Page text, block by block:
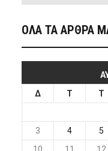
ΟΛΑ ΤΑ ΑΡΘΡΑ
Δ
Τ Τ
3
4 5